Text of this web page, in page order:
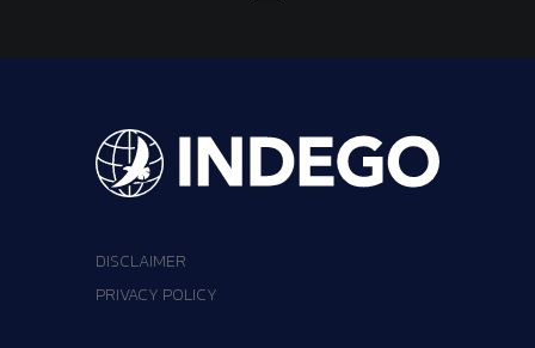
DISCLAIMER
PRIVACY POLICY